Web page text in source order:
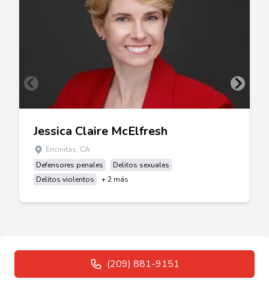
Jessica Claire McElfresh
Encinitas, CA
Defensores penales
Delitos sexuales
Delitos violentos
+ 2 más
(209) 881-9151